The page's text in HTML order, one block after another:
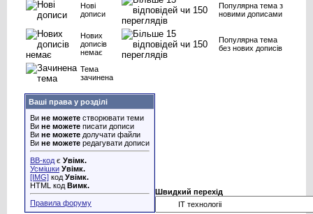
Нові
дописи
Популярна тема з
новими дописами
Нових
дописів
немає
Популярна тема
без нових дописів
Тема
зачинена
Ваші права у розділі
Ви не можете створювати теми
Ви не можете писати дописи
Ви не можете долучати файли
Ви не можете редагувати дописи
BB-код є Увімк.
Усмішки Увімк.
[IMG] код Увімк.
HTML код Вимк.
Правила форуму
Швидкий перехід